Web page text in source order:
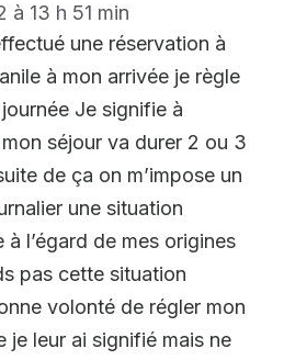
à 13 h 51 min
une réservation à
à mon arrivée je règle
Je signifie à
mon séjour va durer 2 ou 3
de ça on m’impose un
une situation
à l’égard de mes origines
pas cette situation
volonté de régler mon
je leur ai signifié mais ne